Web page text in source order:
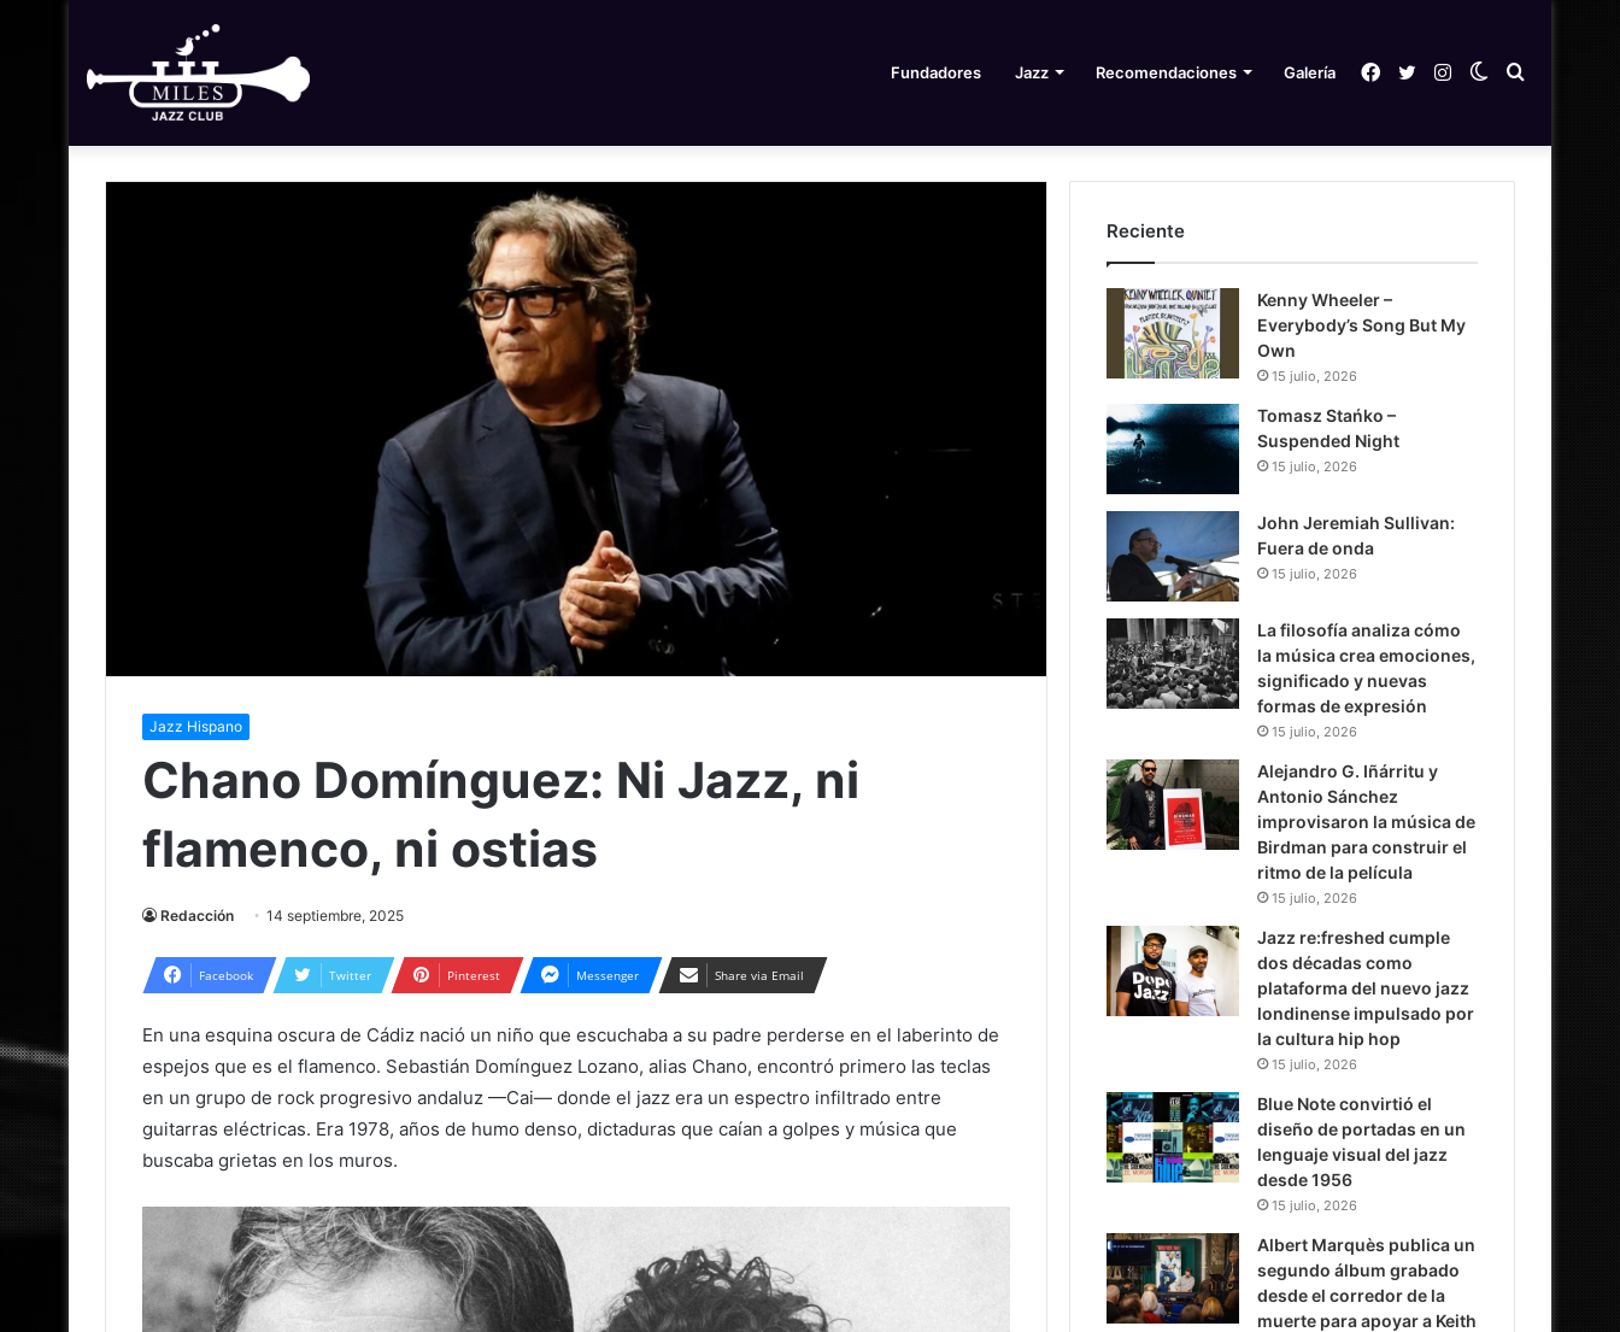
Fundadores Jazz Recomendaciones Galería Search
Switch
Instagram
Twitter
Facebook
Jazz Hispano
Chano Domínguez: Ni Jazz, ni
flamenco, ni ostias
Redacción 14 septiembre, 2025
Facebook Twitter Pinterest Messenger Share via Email
En una esquina oscura de Cádiz nació un niño que escuchaba a su padre perderse en el laberinto de
espejos que es el flamenco. Sebastián Domínguez Lozano, alias Chano, encontró primero las teclas
en un grupo de rock progresivo andaluz —Cai— donde el jazz era un espectro infiltrado entre
guitarras eléctricas. Era 1978, años de humo denso, dictaduras que caían a golpes y música que
buscaba grietas en los muros.
Reciente
Kenny Wheeler –
Everybody’s Song But My
Own
15 julio, 2026
Tomasz Stańko –
Suspended Night
15 julio, 2026
John Jeremiah Sullivan:
Fuera de onda
15 julio, 2026
La filosofía analiza cómo
la música crea emociones,
significado y nuevas
formas de expresión
15 julio, 2026
Alejandro G. Iñárritu y
Antonio Sánchez
improvisaron la música de
Birdman para construir el
ritmo de la película
15 julio, 2026
Jazz re:freshed cumple
dos décadas como
plataforma del nuevo jazz
londinense impulsado por
la cultura hip hop
15 julio, 2026
Blue Note convirtió el
diseño de portadas en un
lenguaje visual del jazz
desde 1956
15 julio, 2026
Albert Marquès publica un
segundo álbum grabado
desde el corredor de la
muerte para apoyar a Keith